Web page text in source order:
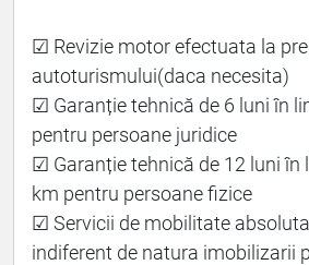
☑ Revizie motor efectuata la
autoturismului(daca necesita)
☑ Garanție tehnică de 6 luni în
pentru persoane juridice
☑ Garanție tehnică de 12 luni în
km pentru persoane fizice
☑ Servicii de mobilitate
indiferent de natura imobilizarii